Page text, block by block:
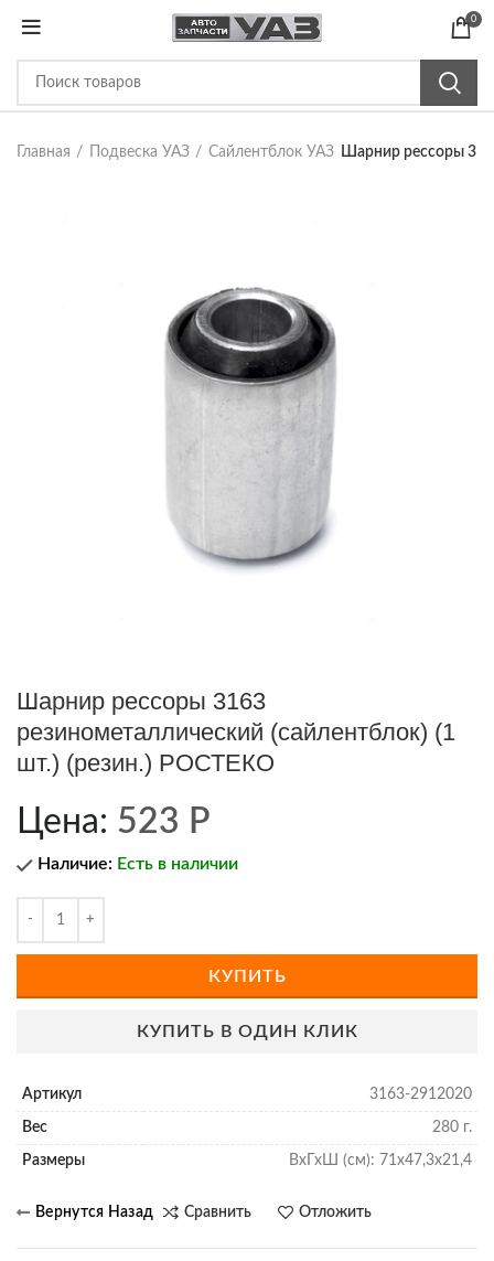
0
Главная Подвеска УАЗ Сайлентблок УАЗ Шарнир рессоры
Шарнир рессоры 3163
резинометаллический (сайлентблок) (1
шт.) (резин.) РОСТЕКО
Цена: 523 Р
Наличие: Есть в наличии
КУПИТЬ
КУПИТЬ В ОДИН КЛИК
Артикул 3163-2912020
Вес 280 г.
Размеры ВхГхШ (см): 71х47,3х21,4
Сравнить Отложить